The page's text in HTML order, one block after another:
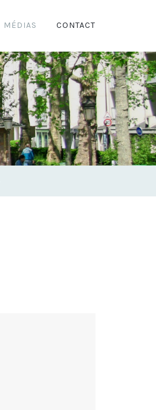
MÉDIAS CONTACT